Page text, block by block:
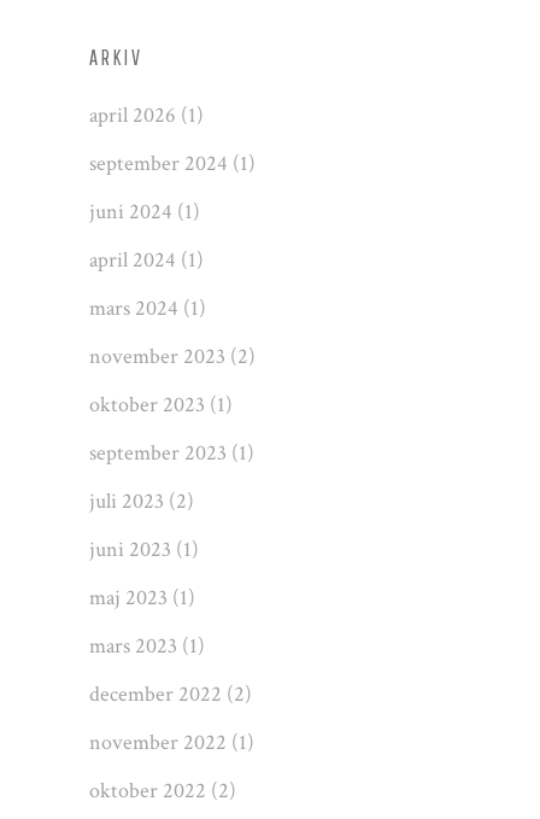
ARKIV
april 2026 (1)
september 2024 (1)
juni 2024 (1)
april 2024 (1)
mars 2024 (1)
november 2023 (2)
oktober 2023 (1)
september 2023 (1)
juli 2023 (2)
juni 2023 (1)
maj 2023 (1)
mars 2023 (1)
december 2022 (2)
november 2022 (1)
oktober 2022 (2)